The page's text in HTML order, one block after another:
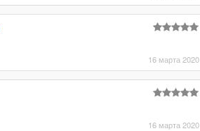
16 марта 2020
16 марта 2020